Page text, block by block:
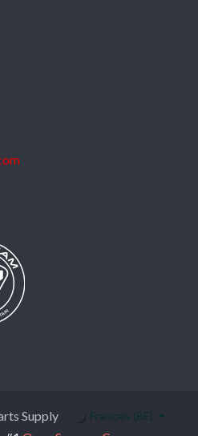
Supply Français (BE)